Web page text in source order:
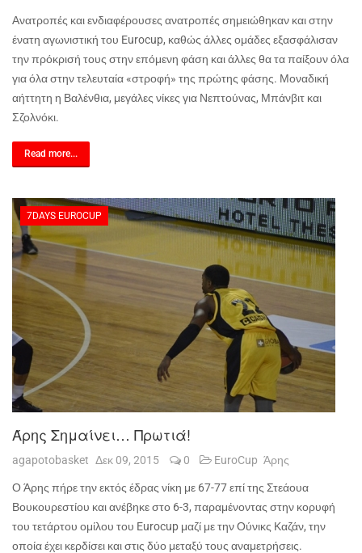
Ανατροπές και ενδιαφέρουσες ανατροπές σημειώθηκαν και στην
ένατη αγωνιστική του Eurocup, καθώς άλλες ομάδες εξασφάλισαν
την πρόκρισή τους στην επόμενη φάση και άλλες θα τα παίξουν όλα
για όλα στην τελευταία «στροφή» της πρώτης φάσης. Μοναδική
αήττητη η Βαλένθια, μεγάλες νίκες για Νεπτούνας, Μπάνβιτ και
Σζολνόκι.
Read more...
7DAYS EUROCUP
Άρης Σημαίνει… Πρωτιά!
agapotobasket Δεκ 09, 2015 0 EuroCup Άρης
Ο Άρης πήρε την εκτός έδρας νίκη με 67-77 επί της Στεάουα
Βουκουρεστίου και ανέβηκε στο 6-3, παραμένοντας στην κορυφή
του τετάρτου ομίλου του Eurocup μαζί με την Ούνικς Καζάν, την
οποία έχει κερδίσει και στις δύο μεταξύ τους αναμετρήσεις.